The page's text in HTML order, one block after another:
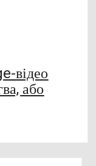
відео
або